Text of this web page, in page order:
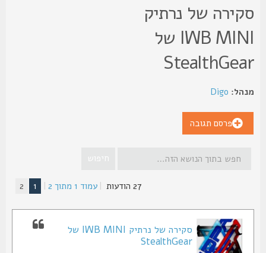
של נרתיק
IWB MINI של
Digo
פרסם תגובה
|עמוד1מתוך2
|
1
סקירה של נרתיק IWB MINI של
StealthGear